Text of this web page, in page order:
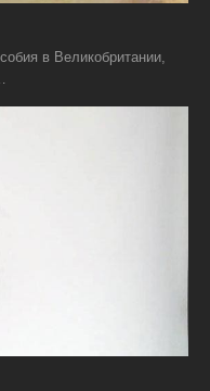
в Великобритании,